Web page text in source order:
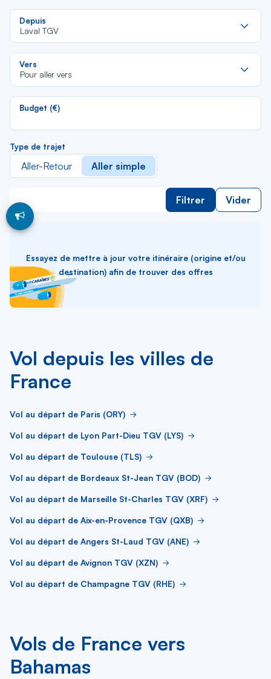
Depuis
Laval TGV
Vers
Pour aller vers
Budget (€)
Type de trajet
Aller-Retour Aller simple
Filtrer Vider
Essayez de mettre à jour votre itinéraire (origine et/ou
destination) afin de trouver des offres
Vol depuis les villes de
France
Vol au départ de Paris (ORY)
Vol au départ de Lyon Part-Dieu TGV (LYS)
Vol au départ de Toulouse (TLS)
Vol au départ de Bordeaux St-Jean TGV (BOD)
Vol au départ de Marseille St-Charles TGV (XRF)
Vol au départ de Aix-en-Provence TGV (QXB)
Vol au départ de Angers St-Laud TGV (ANE)
Vol au départ de Avignon TGV (XZN)
Vol au départ de Champagne TGV (RHE)
Vols de France vers
Bahamas